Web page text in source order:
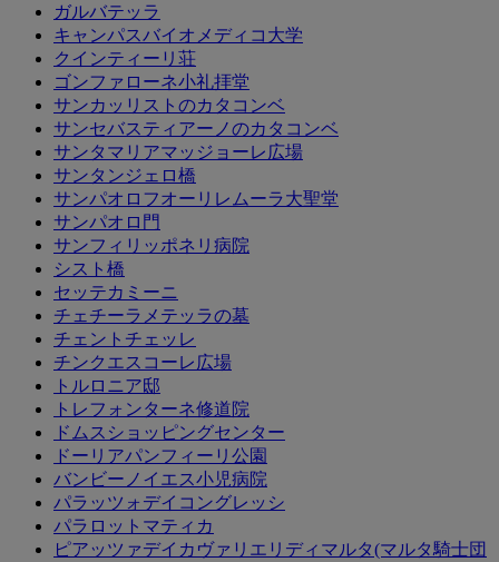
ガルバテッラ
キャンパスバイオメディコ大学
クインティーリ荘
ゴンファローネ小礼拝堂
サンカッリストのカタコンベ
サンセバスティアーノのカタコンベ
サンタマリアマッジョーレ広場
サンタンジェロ橋
サンパオロフオーリレムーラ大聖堂
サンパオロ門
サンフィリッポネリ病院
シスト橋
セッテカミーニ
チェチーラメテッラの墓
チェントチェッレ
チンクエスコーレ広場
トルロニア邸
トレフォンターネ修道院
ドムスショッピングセンター
ドーリアパンフィーリ公園
バンビーノイエス小児病院
パラッツォデイコングレッシ
パラロットマティカ
ピアッツァデイカヴァリエリディマルタ(マルタ騎士団